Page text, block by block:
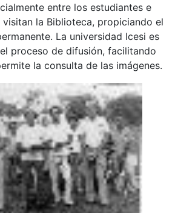
entre los estudiantes e
la Biblioteca, propiciando el
La universidad Icesi es
proceso de difusión, facilitando
la consulta de las imágenes.